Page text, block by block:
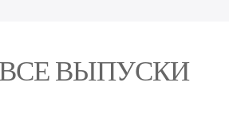
ВСЕ ВЫПУСКИ